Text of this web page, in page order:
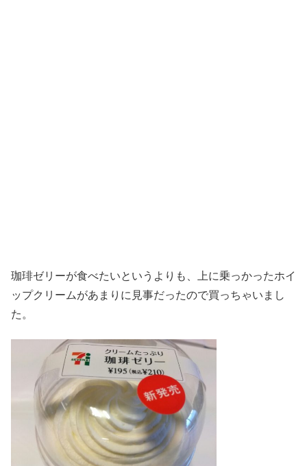
珈琲ゼリーが食べたいというよりも、上に乗っかったホイ
ップクリームがあまりに見事だったので買っちゃいまし
た。